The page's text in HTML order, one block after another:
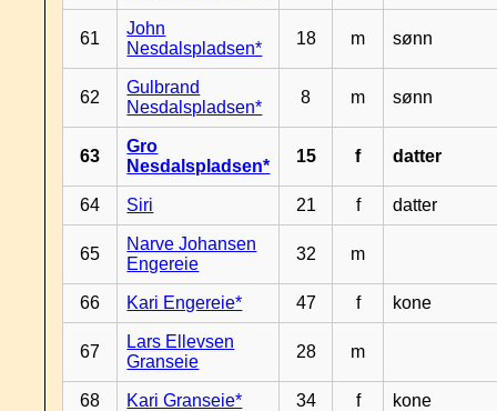
61
John
Nesdalspladsen*
18 m sønn
62
Gulbrand
Nesdalspladsen*
8 m sønn
63
Gro
Nesdalspladsen*
15 f datter
64 Siri 21 f datter
65
Narve Johansen
Engereie
32 m
66 Kari Engereie* 47 f kone
67
Lars Ellevsen
Granseie
28 m
68 Kari Granseie* 34 f kone